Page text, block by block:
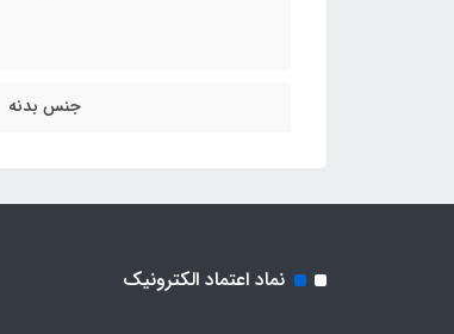
جنس بدنه
نماد اعتماد الکترونیک